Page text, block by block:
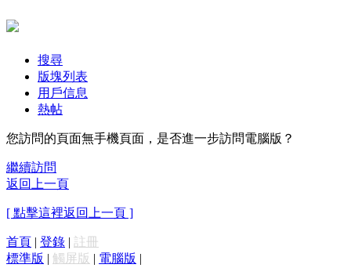
搜尋
版塊列表
用戶信息
熱帖
您訪問的頁面無手機頁面，是否進一步訪問電腦版？
繼續訪問
返回上一頁
[ 點擊這裡返回上一頁 ]
首頁 | 登錄 | 註冊
標準版 | 觸屏版 | 電腦版 |